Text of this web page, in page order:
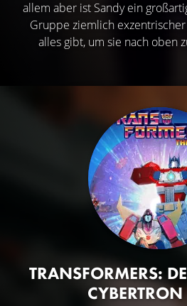
allem aber ist Sandy ein
Gruppe ziemlich
alles gibt, um sie nach oben
TRANSFORMERS:
CYBERTRON